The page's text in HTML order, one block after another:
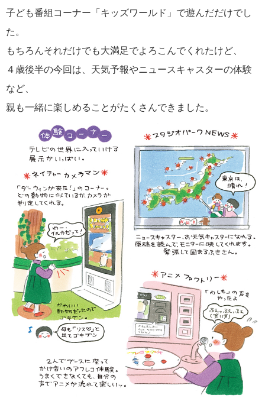
子ども番組コーナー「キッズワールド」で遊んだだけでし
た。
もちろんそれだけでも大満足でよろこんでくれたけど、
４歳後半の今回は、天気予報やニュースキャスターの体験
など、
親も一緒に楽しめることがたくさんできました。